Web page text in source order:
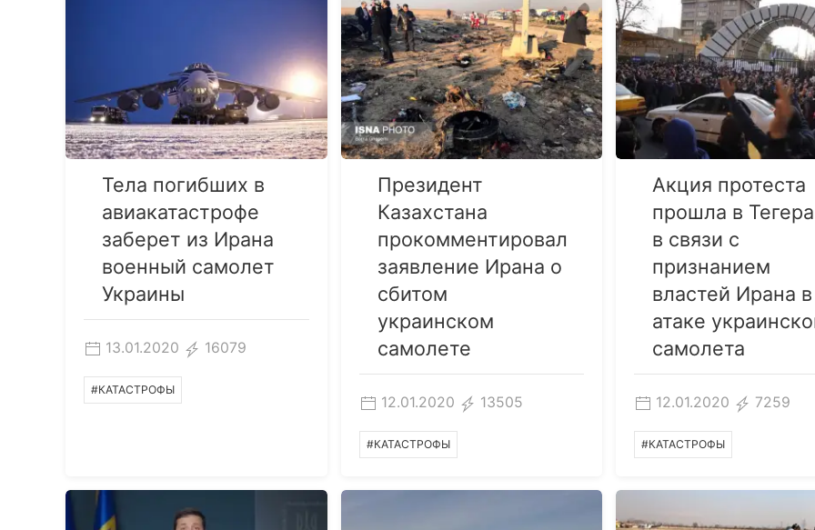
Тела погибших в
авиакатастрофе
заберет из Ирана
военный самолет
Украины
13.01.2020 16079
#КАТАСТРОФЫ
Президент
Казахстана
прокомментировал
заявление Ирана о
сбитом
украинском
самолете
12.01.2020 13505
#КАТАСТРОФЫ
Акция протеста
прошла в
в связи с
признанием
властей Ирана в
атаке
самолета
12.01.2020 7259
#КАТАСТРОФЫ